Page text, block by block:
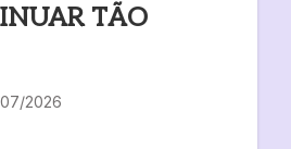
TÃO
2026